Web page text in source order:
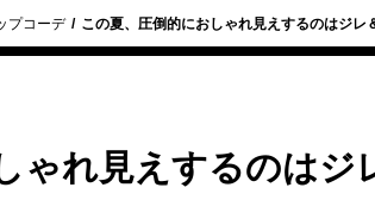
プコーデ この夏、圧倒的におしゃれ見えするのはジ
ゃれ見えするのはジ